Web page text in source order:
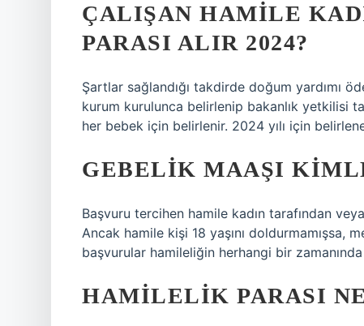
ÇALIŞAN HAMILE
PARASI ALIR 2024?
Şartlar sağlandığı takdirde doğum yardımı
kurum kurulunca belirlenip bakanlık yetkilisi
her bebek için belirlenir. 2024 yılı için
GEBELIK MAAŞI
Başvuru tercihen hamile kadın tarafından
Ancak hamile kişi 18 yaşını doldurmamışsa,
başvurular hamileliğin herhangi bir zamanında
HAMILELIK PARASI